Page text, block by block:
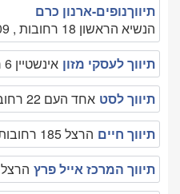
תיווךנופים-ארנון כרם
הנשיא הראשון 18 רחובות , 0522771709
תיווך לעסקי מזון אינשטיין 6 רחובות , 089366400
תיווך לסט אחד העם 22 רחובות , 0523394854
תיווך חיים הרצל 185 רחובות , 089462050
תיווך המרכז אייל פרץ הרצל 114 רחובות , 0545889026